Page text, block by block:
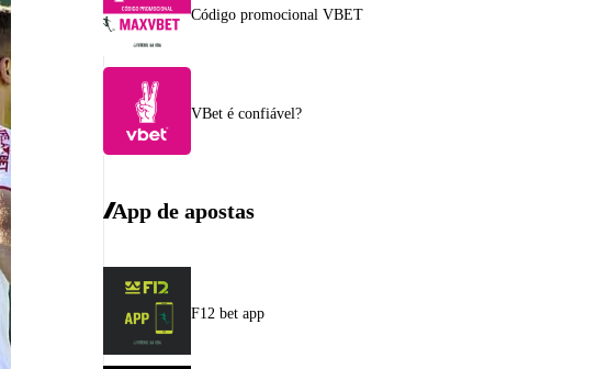
Código promocional VBET
VBet é confiável?
App de apostas
F12 bet app